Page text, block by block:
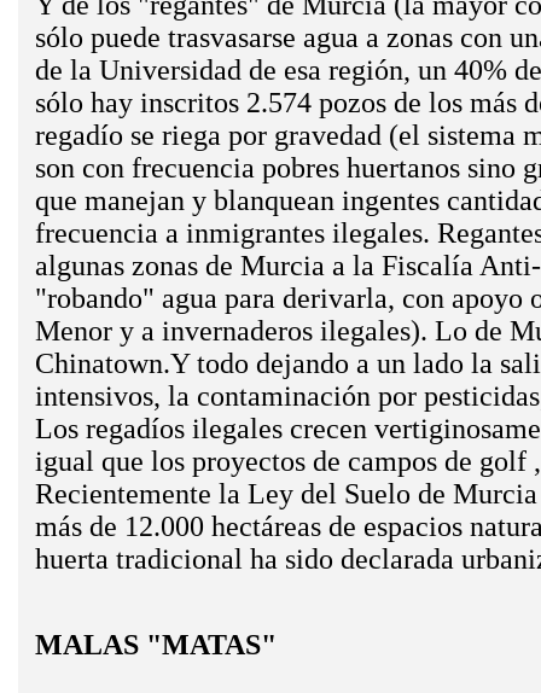
sólo puede trasvasarse agua a zonas con
de la Universidad de esa región, un 40%
sólo hay inscritos 2.574 pozos de los más
regadío se riega por gravedad (el sistema
son con frecuencia pobres huertanos sino
que manejan y blanquean ingentes
frecuencia a inmigrantes ilegales.
algunas zonas de Murcia a la Fiscalía
"robando" agua para derivarla, con
Menor y a invernaderos ilegales). Lo de
Chinatown.Y todo dejando a un lado la
intensivos, la contaminación por
Los regadíos ilegales crecen
igual que los proyectos de campos de
Recientemente la Ley del Suelo de
más de 12.000 hectáreas de espacios
huerta tradicional ha sido declarada
MALAS "MATAS"